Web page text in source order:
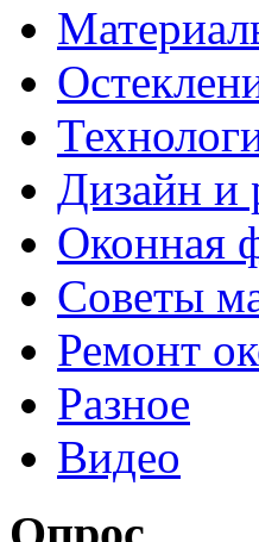
Дизайн и
Оконная
Советы
Ремонт
Разное
Видео